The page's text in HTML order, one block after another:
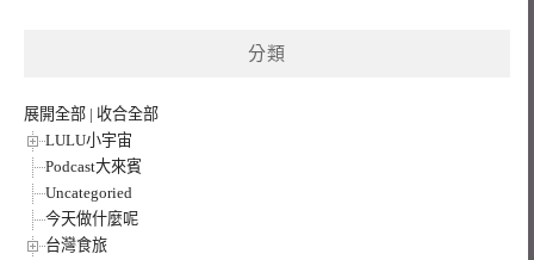
分類
展開全部 | 收合全部
LULU小宇宙
Podcast大來賓
Uncategoried
今天做什麼呢
台灣食旅